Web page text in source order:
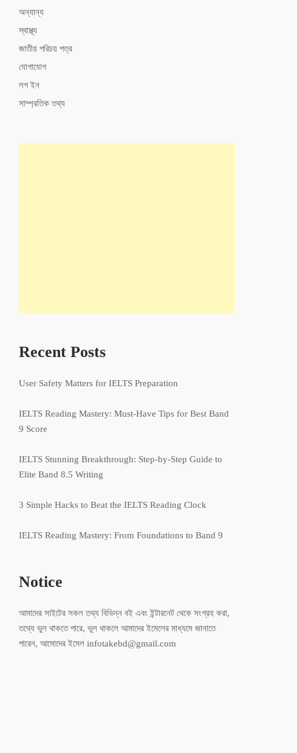
অন্যান্য
স্বাস্থ্য
জাতীয় পরিচয় পত্র
যোগাযোগ
লগ ইন
সাম্প্রতিক তথ্য
Recent Posts
User Safety Matters for IELTS Preparation
IELTS Reading Mastery: Must-Have Tips for Best Band
9 Score
IELTS Stunning Breakthrough: Step-by-Step Guide to
Elite Band 8.5 Writing
3 Simple Hacks to Beat the IELTS Reading Clock
IELTS Reading Mastery: From Foundations to Band 9
Notice
আমাদের সাইটের সকল তথ্য বিভিন্ন বই এবং ইন্টারনেট থেকে সংগ্রহ করা,
তথ্যে ভুল থাকতে পারে, ভুল থাকলে আমাদের ইমেলের মাধ্যমে জানাতে
পারেন, আমোদের ইমেল infotakebd@gmail.com